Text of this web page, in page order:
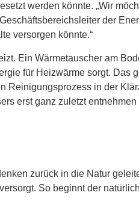
werden könnte. „Wir
der
versorgen könnte.“
Ein Wärmetauscher am
für Heizwärme sorgt. Das
Reinigungsprozess in der
erst ganz zuletzt
zurück in die Natur
So beginnt der